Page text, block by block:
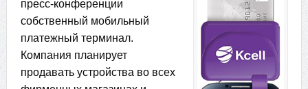
пресс-конференции
собственный мобильный
платежный терминал.
Компания планирует
продавать устройства во всех